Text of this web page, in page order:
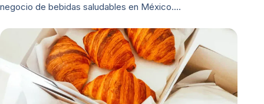
negocio de bebidas saludables en México.…